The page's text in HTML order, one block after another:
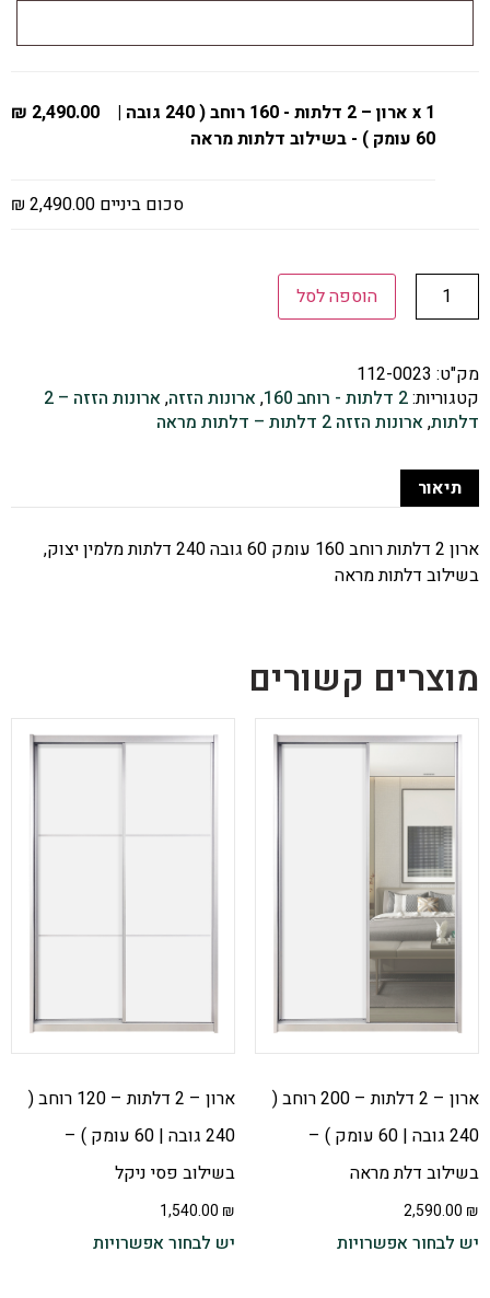
x 1
ארון – 2 דלתות - 160 רוחב ( 240 גובה |
60 עומק ) - בשילוב דלתות מראה
2,490.00 ₪
סכום ביניים 2,490.00 ₪
הוספה לסל
מק"ט: 112-0023
קטגוריות:2 דלתות - רוחב 160 , ארונות הזזה,
ארונות הזזה – 2
דלתות, ארונות הזזה 2 דלתות – דלתות מראה
תיאור
ארון 2 דלתות רוחב 160 עומק 60 גובה 240 דלתות מלמין יצוק,
בשילוב דלתות מראה
מוצרים קשורים
ארון – 2 דלתות – 200 רוחב (
240 גובה | 60 עומק ) –
בשילוב דלת מראה
2,590.00 ₪
יש לבחור אפשרויות
ארון – 2 דלתות – 120 רוחב (
240 גובה | 60 עומק ) –
בשילוב פסי ניקל
1,540.00 ₪
יש לבחור אפשרויות